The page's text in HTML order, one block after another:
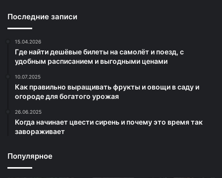
Последние записи
15.04.2026
Где найти дешёвые билеты на самолёт и поезд, с
удобным расписанием и выгодными ценами
10.07.2025
Как правильно выращивать фрукты и овощи в саду и
огороде для богатого урожая
26.06.2025
Когда начинает цвести сирень и почему это время так
завораживает
Популярное